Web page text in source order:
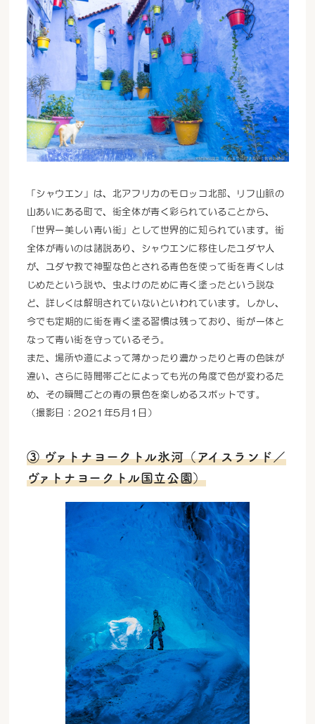
「シャウエン」は、北アフリカのモロッコ北部、リフ山脈の
山あいにある町で、街全体が青く彩られていることから、
「世界一美しい青い街」として世界的に知られています。街
全体が青いのは諸説あり、シャウエンに移住したユダヤ人
が、ユダヤ教で神聖な色とされる青色を使って街を青くしは
じめたという説や、虫よけのために青く塗ったという説な
ど、詳しくは解明されていないといわれています。しかし、
今でも定期的に街を青く塗る習慣は残っており、街が一体と
なって青い街を守っているそう。
また、場所や道によって薄かったり濃かったりと青の色味が
違い、さらに時間帯ごとによっても光の角度で色が変わるた
め、その瞬間ごとの青の景色を楽しめるスポットです。
（撮影日：2021年5月1日）
③ ヴァトナヨークトル氷河（アイスランド／
ヴァトナヨークトル国立公園）